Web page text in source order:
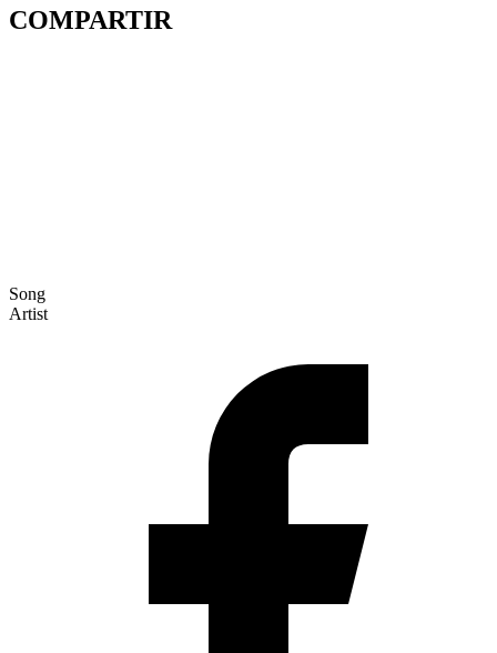
COMPARTIR
Song
Artist